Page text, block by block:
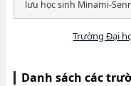
lưu học sinh Minami-
Trường Đại
Danh sách các